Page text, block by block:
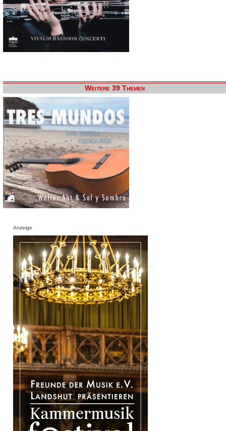
Weitere 39 Themen
Anzeige